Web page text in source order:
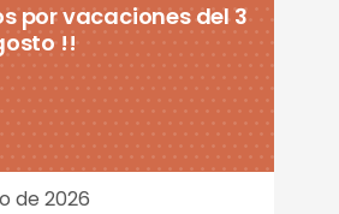
por vacaciones del 3
!!
de 2026